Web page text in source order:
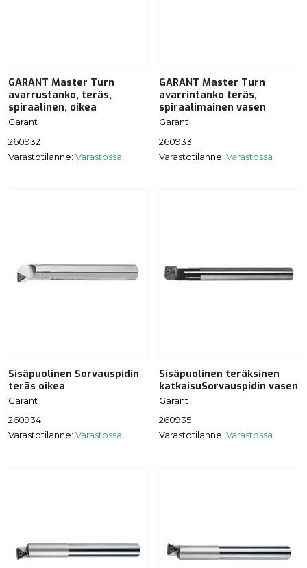
GARANT Master Turn
avarrustanko, teräs,
spiraalinen, oikea
Garant
260932
Varastotilanne: Varastossa
GARANT Master Turn
avarrintanko teräs,
spiraalimainen vasen
Garant
260933
Varastotilanne: Varastossa
Sisäpuolinen Sorvauspidin
teräs oikea
Garant
260934
Varastotilanne: Varastossa
Sisäpuolinen teräksinen
katkaisuSorvauspidin vasen
Garant
260935
Varastotilanne: Varastossa